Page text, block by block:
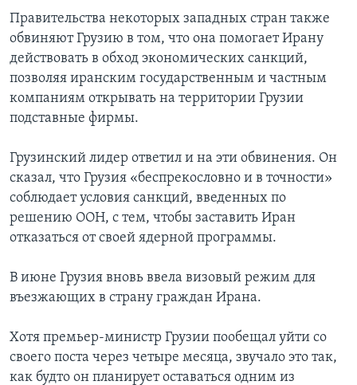
Правительства некоторых западных стран также
обвиняют Грузию в том, что она помогает Ирану
действовать в обход экономических санкций,
позволяя иранским государственным и частным
компаниям открывать на территории Грузии
подставные фирмы.
Грузинский лидер ответил и на эти обвинения. Он
сказал, что Грузия «беспрекословно и в точности»
соблюдает условия санкций, введенных по
решению ООН, с тем, чтобы заставить Иран
отказаться от своей ядерной программы.
В июне Грузия вновь ввела визовый режим для
въезжающих в страну граждан Ирана.
Хотя премьер-министр Грузии пообещал уйти со
своего поста через четыре месяца, звучало это так,
как будто он планирует оставаться одним из